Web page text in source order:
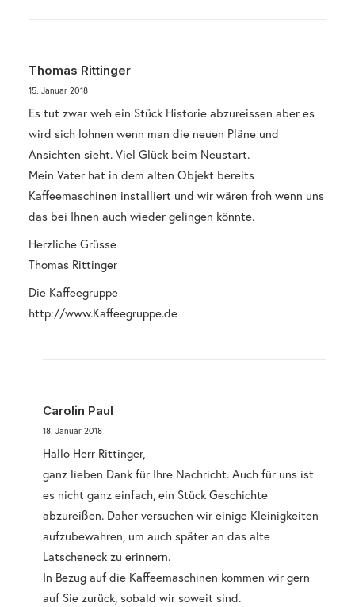
Thomas Rittinger
15. Januar 2018
Es tut zwar weh ein Stück Historie abzureissen aber es
wird sich lohnen wenn man die neuen Pläne und
Ansichten sieht. Viel Glück beim Neustart.
Mein Vater hat in dem alten Objekt bereits
Kaffeemaschinen installiert und wir wären froh wenn uns
das bei Ihnen auch wieder gelingen könnte.
Herzliche Grüsse
Thomas Rittinger
Die Kaffeegruppe
http://www.Kaffeegruppe.de
Carolin Paul
18. Januar 2018
Hallo Herr Rittinger,
ganz lieben Dank für Ihre Nachricht. Auch für uns ist
es nicht ganz einfach, ein Stück Geschichte
abzureißen. Daher versuchen wir einige Kleinigkeiten
aufzubewahren, um auch später an das alte
Latscheneck zu erinnern.
In Bezug auf die Kaffeemaschinen kommen wir gern
auf Sie zurück, sobald wir soweit sind.